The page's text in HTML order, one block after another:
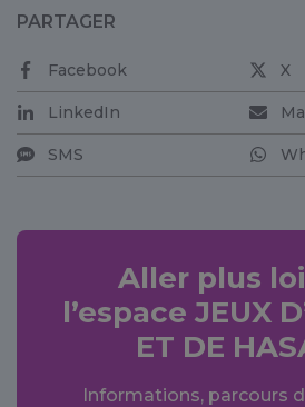
PARTAGER
Facebook X
LinkedIn
SMS
Aller plus
l’espace JEUX
ET DE
Informations, parcours